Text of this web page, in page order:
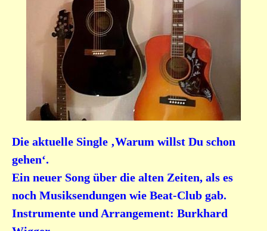
Die aktuelle Single ‚Warum willst Du schon
gehen‘.
Ein neuer Song über die alten Zeiten, als es
noch Musiksendungen wie Beat-Club gab.
Instrumente und Arrangement: Burkhard